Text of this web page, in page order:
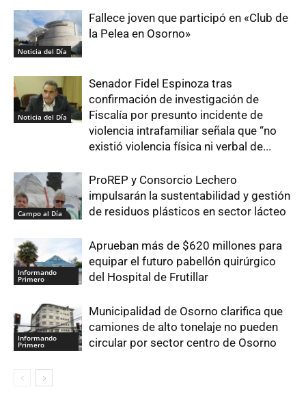
Noticia del Día
Fallece joven que participó en «Club de
la Pelea en Osorno»
Noticia del Día
Senador Fidel Espinoza tras
confirmación de investigación de
Fiscalía por presunto incidente de
violencia intrafamiliar señala que “no
existió violencia física ni verbal de...
Campo al Día
ProREP y Consorcio Lechero
impulsarán la sustentabilidad y gestión
de residuos plásticos en sector lácteo
Informando
Primero
Aprueban más de $620 millones para
equipar el futuro pabellón quirúrgico
del Hospital de Frutillar
Informando
Primero
Municipalidad de Osorno clarifica que
camiones de alto tonelaje no pueden
circular por sector centro de Osorno